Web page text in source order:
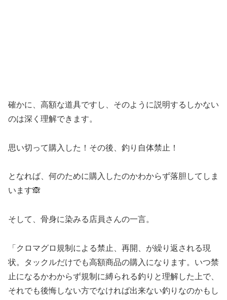
確かに、高額な道具ですし、そのように説明するしかない
のは深く理解できます。
思い切って購入した！その後、釣り自体禁止！
となれば、何のために購入したのかわからず落胆してしま
います🙈
そして、骨身に染みる店員さんの一言。
「クロマグロ規制による禁止、再開、が繰り返される現
状。タックルだけでも高額商品の購入になります。いつ禁
止になるかわからず規制に縛られる釣りと理解した上で、
それでも後悔しない方でなければ出来ない釣りなのかもし